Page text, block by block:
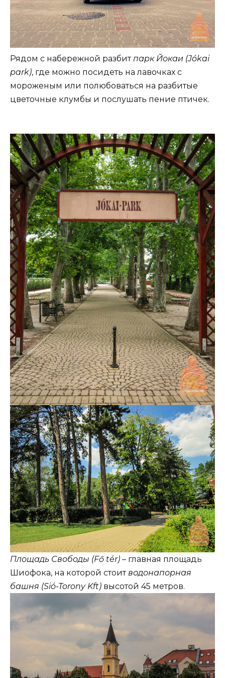
Рядом с набережной разбитпарк Йокаи (Jókai
park), где можно посидеть на лавочках с
мороженым или полюбоваться на разбитые
цветочные клумбы и послушать пение птичек.
Площадь Свободы (Fő tér) – главная площадь
Шиофока, на которой стоитводонапорная
башня (Sió-Torony Kft) высотой 45 метров.